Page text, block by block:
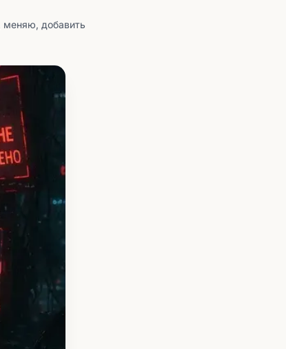
добавить